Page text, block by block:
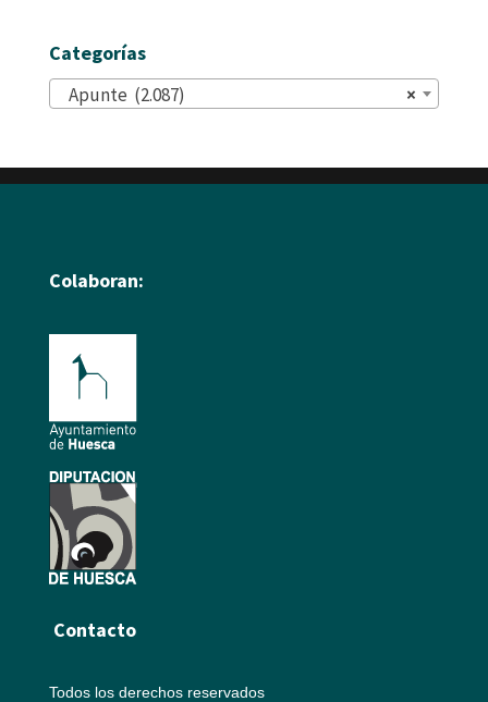
Categorías
×
Apunte (2.087)
Colaboran:
Contacto
Todos los derechos reservados